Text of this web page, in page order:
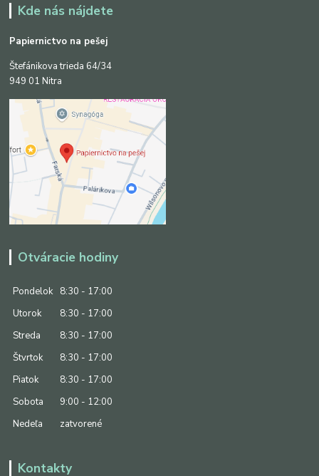
Kde nás nájdete
Papiernictvo na pešej
Štefánikova trieda 64/34
949 01 Nitra
Otváracie hodiny
Pondelok
8:30 - 17:00
Utorok
8:30 - 17:00
Streda
8:30 - 17:00
Štvrtok
8:30 - 17:00
Piatok
8:30 - 17:00
Sobota
9:00 - 12:00
Nedeľa
zatvorené
Kontakty